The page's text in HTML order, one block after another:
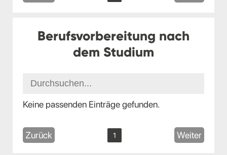
Berufsvorbereitung nach
dem Studium
Keine passenden Einträge gefunden.
Zurück 1 Weiter